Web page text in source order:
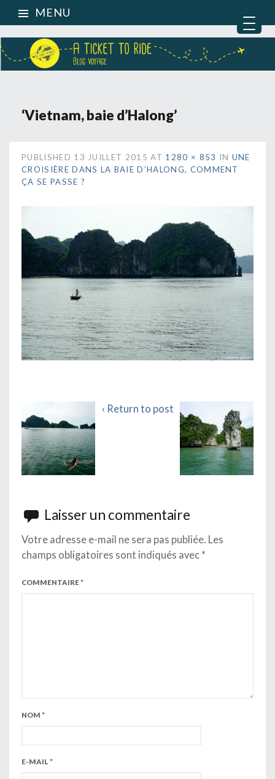
MENU
‘Vietnam, baie d’Halong’
PUBLISHED 13 JUILLET 2015 AT 1280 × 853 IN UNE
CROISIÈRE DANS LA BAIE D’HALONG, COMMENT
ÇA SE PASSE ?
‹ Return to post
Laisser un commentaire
Votre adresse e-mail ne sera pas publiée. Les
champs obligatoires sont indiqués avec *
COMMENTAIRE*
NOM *
E-MAIL *